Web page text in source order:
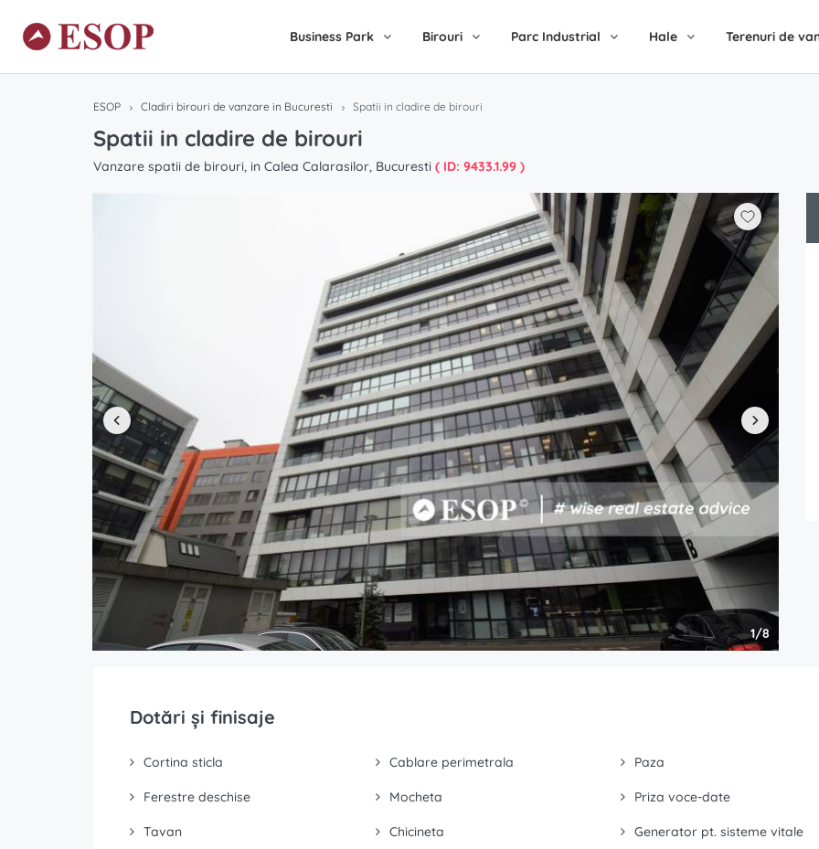
Business Park Birouri Parc Industrial Hale Terenuri de
ESOP Cladiri birouri de vanzare in Bucuresti Spatii in cladire de birouri
Spatii in cladire de birouri
Vanzare spatii de birouri, in Calea Calarasilor, Bucuresti ( ID: 9433.1.99 )
1/8
Dotări și finisaje
Cortina sticla
Ferestre deschise
Tavan
Cablare perimetrala
Mocheta
Chicineta
Paza
Priza voce-date
Generator pt. sisteme vitale